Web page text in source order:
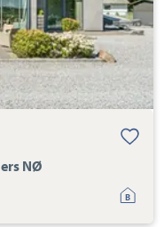
NØ